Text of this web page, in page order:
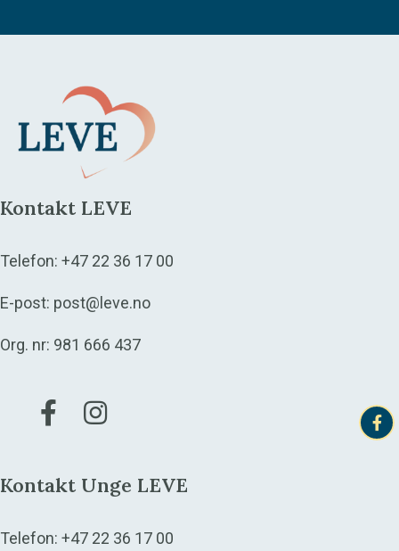
Kontakt LEVE
Telefon: +47 22 36 17 00
E-post: post@leve.no
Org. nr: 981 666 437
Gå til vår Facebook
Gå til vår Instagram
Kontakt Unge LEVE
Telefon: +47 22 36 17 00